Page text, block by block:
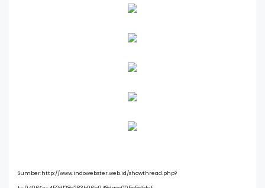
Sumber:http://www.indowebster.web.id/showthread.php?